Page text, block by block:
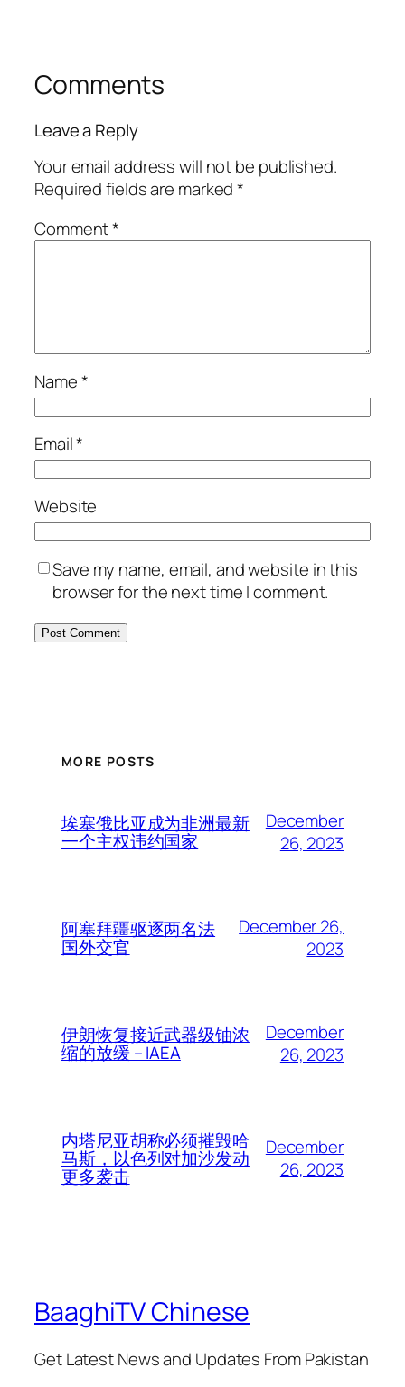
Comments
Leave a Reply
Your email address will not be published.
Required fields are marked*
Comment*
Name*
Email*
Website
Save my name, email, and website in this
browser for the next time I comment.
MORE POSTS
埃塞俄比亚成为非洲最新
一个主权违约国家
December
26, 2023
阿塞拜疆驱逐两名法
国外交官
December 26,
2023
伊朗恢复接近武器级铀浓
缩的放缓 – IAEA
December
26, 2023
内塔尼亚胡称必须摧毁哈
马斯，以色列对加沙发动
更多袭击
December
26, 2023
BaaghiTV Chinese
Get Latest News and Updates From Pakistan